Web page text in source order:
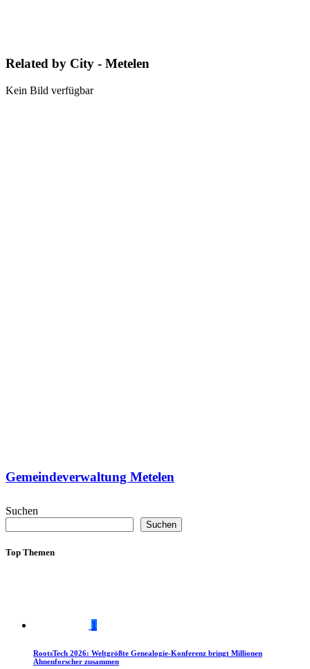
Related by City - Metelen
Kein Bild verfügbar
Gemeindeverwaltung Metelen
Suchen
Suchen
Top Themen
1
RootsTech 2026: Weltgrößte Genealogie-Konferenz bringt Millionen
Ahnenforscher zusammen